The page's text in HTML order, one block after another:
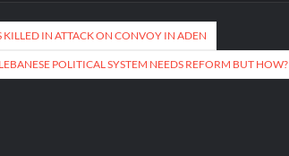
KILLED IN ATTACK ON CONVOY IN ADEN
POLITICAL SYSTEM NEEDS REFORM BUT HOW?